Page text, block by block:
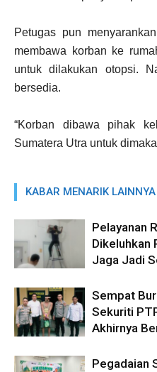
Petugas pun
membawa korban ke
untuk dilakukan otopsi.
bersedia.
“Korban dibawa pihak
Sumatera Utra untuk
KABAR MENARIK LAINNYA
Pelayanan
Dikeluhkan
Jaga Jadi
Sempat
Sekuriti
Akhirnya
Pegadaian